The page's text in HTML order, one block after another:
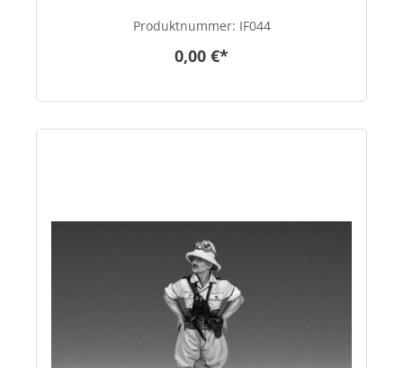
Produktnummer: IF044
0,00 €*